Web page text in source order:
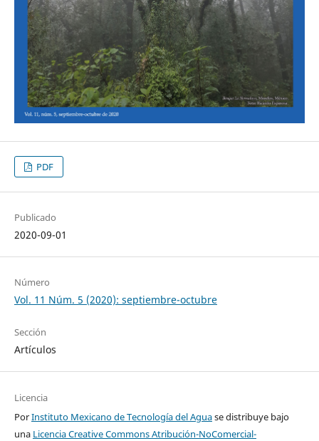
PDF
Publicado
2020-09-01
Número
Vol. 11 Núm. 5 (2020): septiembre-octubre
Sección
Artículos
Licencia
PorInstituto Mexicano de Tecnología del Aguase distribuye bajo
una Licencia Creative Commons Atribución-NoComercial-